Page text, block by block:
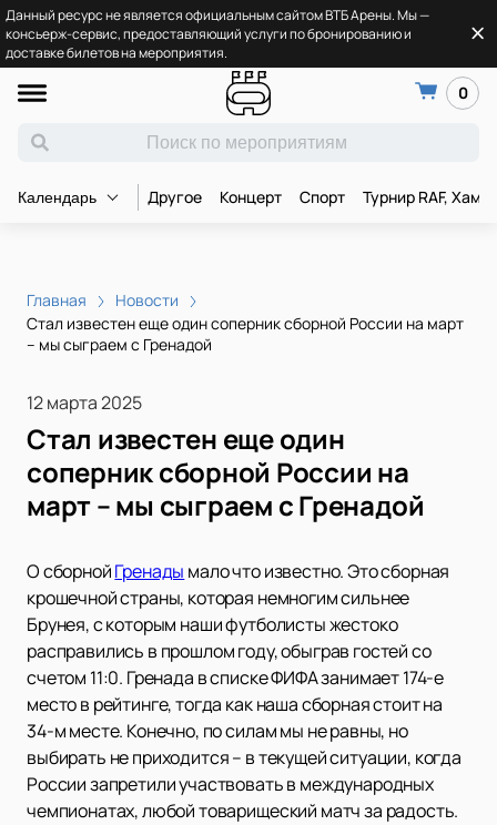
Данный ресурс не является официальным сайтом ВТБ Арены. Мы —
консьерж-сервис, предоставляющий услуги по бронированию и
доставке билетов на мероприятия.
0
Календарь Другое Концерт Спорт Турнир RAF,
Главная
Новости
Стал известен еще один соперник сборной России на март
– мы сыграем с Гренадой
12 марта 2025
Стал известен еще один
соперник сборной России на
март – мы сыграем с Гренадой
О сборнойГренады мало что известно. Это сборная
крошечной страны, которая немногим сильнее
Брунея, с которым наши футболисты жестоко
расправились в прошлом году, обыграв гостей со
счетом 11:0. Гренада в списке ФИФА занимает 174-е
место в рейтинге, тогда как наша сборная стоит на
34-м месте. Конечно, по силам мы не равны, но
выбирать не приходится – в текущей ситуации, когда
России запретили участвовать в международных
чемпионатах, любой товарищеский матч за радость.